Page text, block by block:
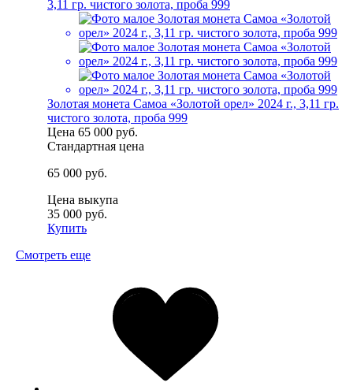
Золотая монета Самоа «Золотой орел» 2024 г., 3,11 гр.
чистого золота, проба 999
Цена 65 000 руб.
Стандартная цена
65 000 руб.
Цена выкупа
35 000 руб.
Купить
Смотреть еще